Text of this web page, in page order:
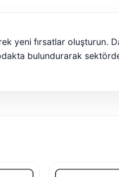
yeni fırsatlar oluşturun.
bulundurarak